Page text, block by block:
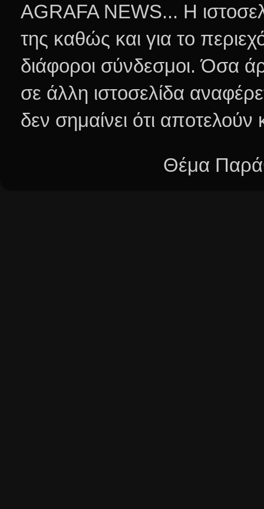
AGRAFA NEWS... Η
της καθώς και για το
διάφοροι σύνδεσμοι.Όσα
σε άλλη ιστοσελίδα
δεν σημαίνει ότι
Θέμα